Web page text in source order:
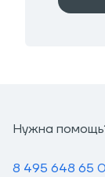
Нужна
8 495 648 65